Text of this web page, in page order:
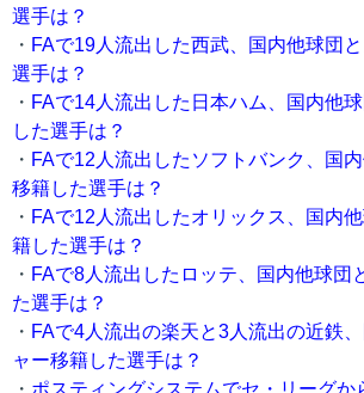
選手は？
・ FAで19人流出した西武、国内他球団
選手は？
・ FAで14人流出した日本ハム、国内他
した選手は？
・ FAで12人流出したソフトバンク、国
移籍した選手は？
・ FAで12人流出したオリックス、国内
籍した選手は？
・ FAで8人流出したロッテ、国内他球団
た選手は？
・ FAで4人流出の楽天と3人流出の近鉄
ャー移籍した選手は？